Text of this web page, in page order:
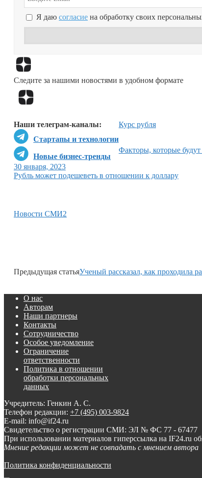
Я даю согласие на обработку своих
Следите за нашими новостями в удобном формате
Наши телеграм-каналы:
Стартапы и технологии
Новые бизнес-тренды
Курс рубля
Факторы, которые будут
30 января, 2023
Рубль может подешеветь в отношении к доллару
Новости СМИ2
Предыдущая статьяУченый рассказал, как проходила
О нас
Авторам
Наши партнеры
Контакты
Сотрудничество
Особое уведомление
Ограничение
ответственности
Политика в отношении
обработки персональных
данных
Учредитель: Генкин А. С.
Телефон редакции: +7 (495) 003-9824
E-mail: info@if24.ru
Свидетельство о регистрации СМИ: ЭЛ № ФС 77 - 67477
При использовании материалов гиперссылка на IF24.ru
Мнение редакции может не совпадать с мнением автора
Политика конфиденциальности